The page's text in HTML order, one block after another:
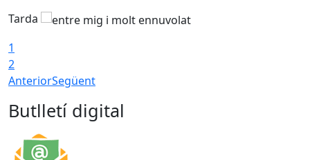
Tarda
1
2
AnteriorSegüent
Butlletí digital